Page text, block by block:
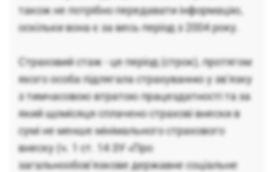
також не потрібно передавати інформацію,
оскільки вона є за весь період з 2004 року.
Страховий стаж - це період (строк), протягом
якого особа підлягала страхуванню у зв’язку
з тимчасовою втратою працездатності та за
який щомісяця сплачено страхові внески в
сумі не менше мінімального страхового
внеску (ч. 1 ст. 14 ЗУ «Про
загальнообов’язкове державне соціальне